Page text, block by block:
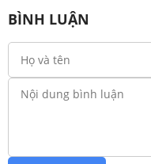
BÌNH LUẬN